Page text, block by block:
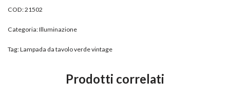
COD:21502
Categoria:Illuminazione
Tag:Lampada da tavolo verde vintage
Prodotti correlati